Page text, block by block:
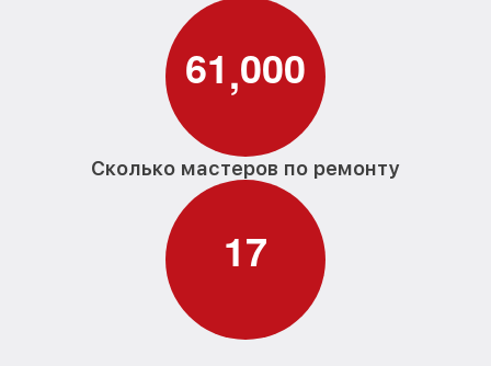
61,000
Сколько мастеров по ремонту
17